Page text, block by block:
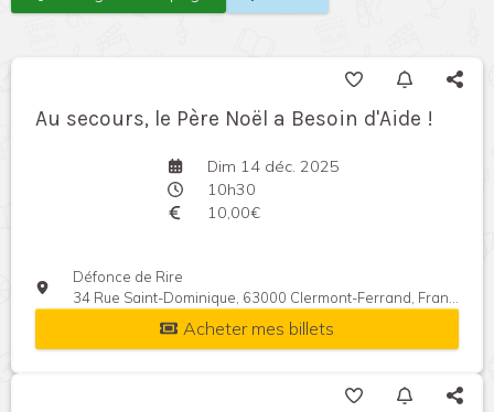
Au secours, le Père Noël a Besoin d'Aide !
Dim 14 déc. 2025
10h30
10,00€
Défonce de Rire
34 Rue Saint-Dominique, 63000 Clermont-Ferrand, France
Acheter mes billets